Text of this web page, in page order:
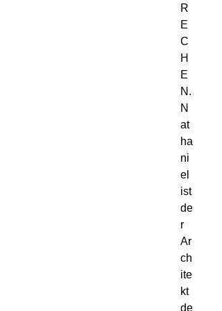
R
E
C
H
E
N.
N
at
ha
ni
el
ist
de
r
Ar
ch
ite
kt
de